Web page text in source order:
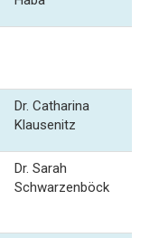
Dr. Catharina
Klausenitz
Dr. Sarah
Schwarzenböck